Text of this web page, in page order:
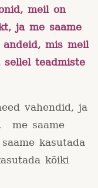
meil on
ja me saame
mis meil
teadmiste
vahendid, ja
me saame
kasutada
kõiki